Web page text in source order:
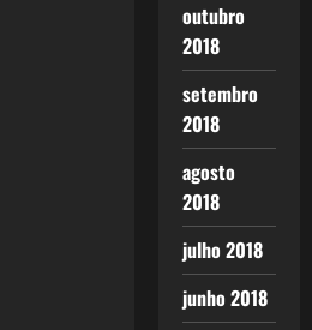
outubro
2018
setembro
2018
agosto
2018
julho 2018
junho 2018